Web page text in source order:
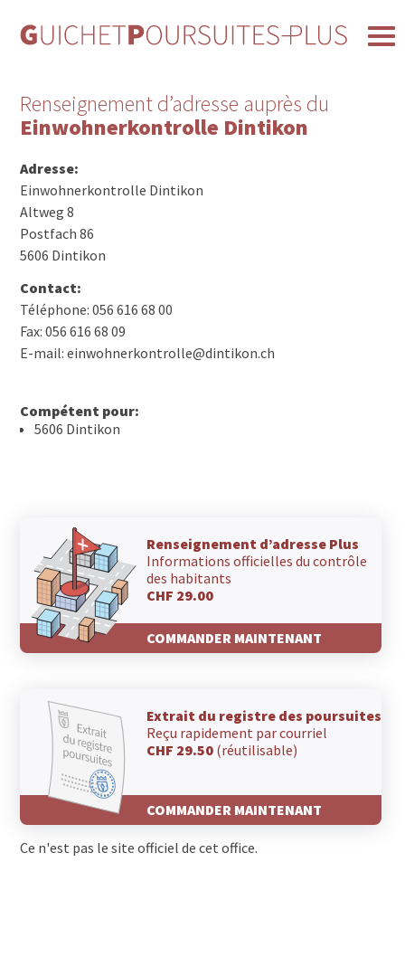
Renseignement d’adresse auprès du
Einwohnerkontrolle Dintikon
Adresse:
Einwohnerkontrolle Dintikon
Altweg 8
Postfach 86
5606 Dintikon
Contact:
Téléphone: 056 616 68 00
Fax: 056 616 68 09
E-mail: einwohnerkontrolle@dintikon.ch
Compétent pour:
5606 Dintikon
Renseignement d’adresse Plus
Informations officielles du contrôle
des habitants
CHF 29.00
COMMANDER MAINTENANT
Extrait du registre des poursuites
Reçu rapidement par courriel
CHF 29.50 (réutilisable)
COMMANDER MAINTENANT
Ce n'est pas le site officiel de cet office.